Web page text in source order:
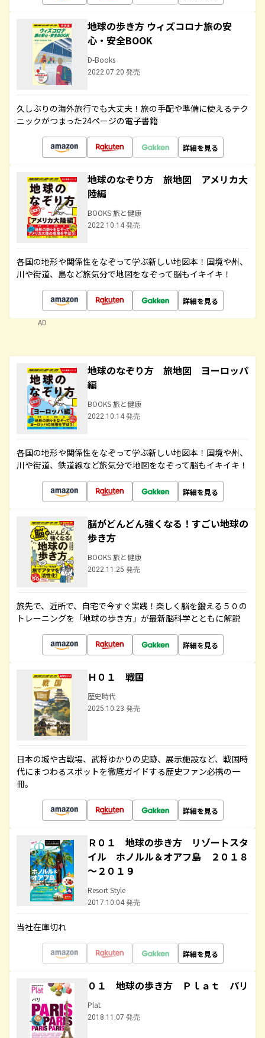
地球の歩き方 ウィズコロナ旅の安
心・安全BOOK
D-Books
2022.07.20 発売
久しぶりの海外旅行でも大丈夫！旅の手配や準備に使えるテク
ニックがつまった24ページの電子書籍
詳細を見る
地球のなぞり方 旅地図 アメリカ大
陸編
BOOKS 旅と健康
2022.10.14 発売
各国の地形や関係性をなぞって学ぶ新しい地図本！国境や州、
川や街道、島など旅気分で地図をなぞって脳もイキイキ！
詳細を見る
AD
地球のなぞり方 旅地図 ヨーロッパ
編
BOOKS 旅と健康
2022.10.14 発売
各国の地形や関係性をなぞって学ぶ新しい地図本！国境や州、
川や街道、鉄道線など旅気分で地図をなぞって脳もイキイキ！
詳細を見る
脳がどんどん強くなる！すごい地球の
歩き方
BOOKS 旅と健康
2022.11.25 発売
旅先で、近所で、自宅で今すぐ実践！楽しく脳を鍛える５０の
トレーニングを「地球の歩き方」が最新脳科学とともに解説
詳細を見る
Ｈ０１ 戦国
歴史時代
2025.10.23 発売
日本の城や古戦場、武将ゆかりの史跡、展示施設など、戦国時
代にまつわるスポットを徹底ガイドする歴史ファン必携の一
冊。
詳細を見る
Ｒ０１ 地球の歩き方 リゾートスタ
イル ホノルル＆オアフ島 ２０１８
～２０１９
Resort Style
2017.10.04 発売
当社在庫切れ
詳細を見る
０１ 地球の歩き方 Ｐｌａｔ パリ
Plat
2018.11.07 発売